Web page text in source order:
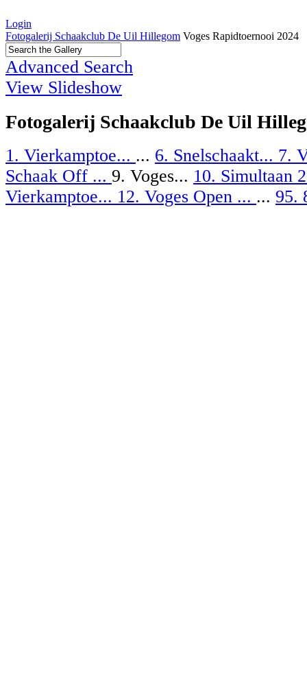
Login
Fotogalerij Schaakclub De Uil Hillegom Voges Rapidtoernooi 2024
Advanced Search
View Slideshow
Fotogalerij Schaakclub De Uil
1. Vierkamptoe... ... 6. Snelschaakt... 7.
Schaak Off ... 9. Voges... 10. Simultaan
Vierkamptoe... 12. Voges Open ... ... 95.